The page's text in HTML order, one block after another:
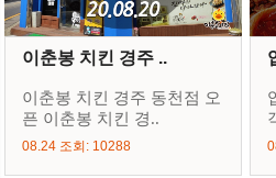
이춘봉 치킨 경주 ..
이춘봉 치킨 경주 동천점 오
픈 이춘봉 치킨 경..
08.24 조회: 10288